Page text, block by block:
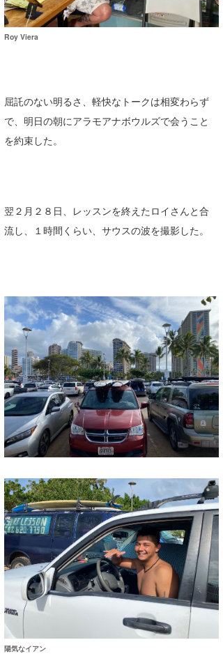
Roy Viera
屈託のない明るさ、軽快なトークは相変わらず
で、明日の朝にアラモアナボウルズで会うこと
を約束した。
翌２月２８日、レッスンを終えたロイさんと合
流し、１時間くらい、サウスの波を撮影した。
陽気なイアン
waka☆=
YUKI☆
まっきー
上田純子
上條将美
SancheZ
ゴン
米山予報士
wanda
予報士 hiro.
banpaku
chappy
Romisea